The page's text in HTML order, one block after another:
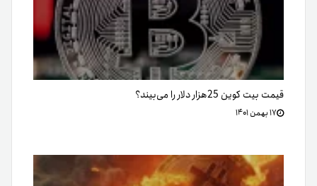
قیمت بیت کوین 25هزار دلار را می‌بیند؟
۱۷ بهمن ۱۴۰۱